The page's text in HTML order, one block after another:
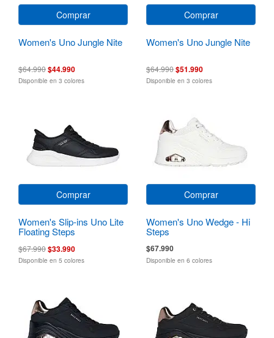
Comprar
Women's Uno Jungle Nite
$64.990$44.990
Disponible en 3 colores
Comprar
Women's Uno Jungle Nite
$64.990$51.990
Disponible en 3 colores
Comprar
Women's Slip-ins Uno Lite
Floating Steps
$67.990$33.990
Disponible en 5 colores
Comprar
Women's Uno Wedge - Hi
Steps
$67.990
Disponible en 6 colores